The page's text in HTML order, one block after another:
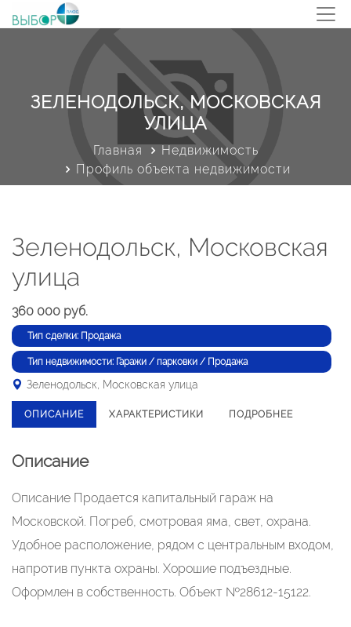
ЗЕЛЕНОДОЛЬСК, МОСКОВСКАЯ
УЛИЦА
Главная
Недвижимость
Профиль объекта недвижимости
Зеленодольск, Московская
улица
360 000 руб.
Тип сделки: Продажа
Тип недвижимости: Гаражи / парковки / Продажа
Зеленодольск, Московская улица
ОПИСАНИЕ ХАРАКТЕРИСТИКИ ПОДРОБНЕЕ
Описание
Описание Продается капитальный гараж на
Московской. Погреб, смотровая яма, свет, охрана.
Удобное расположение, рядом с центральным входом,
напротив пункта охраны. Хорошие подъездные.
Оформлен в собственность. Объект №28612-15122.